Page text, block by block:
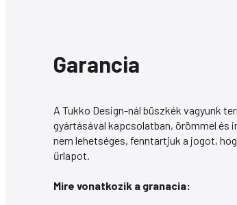
Garancia
A Tukko Design-nál büszkék vagyunk
gyártásával kapcsolatban, örömmel és
nem lehetséges, fenntartjuk a jogot,
űrlapot.
Mire vonatkozik a granacia: